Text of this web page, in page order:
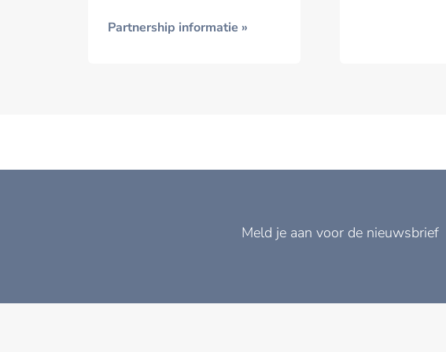
Partnership informatie »
Meld je aan voor de nieuwsbrief